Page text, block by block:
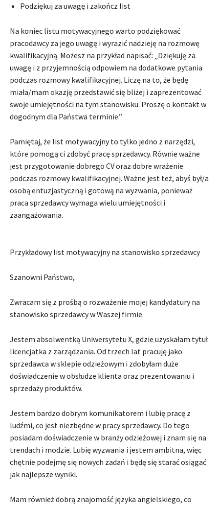
Podziękuj za uwagę i zakończ list
Na koniec listu motywacyjnego warto podziękować
pracodawcy za jego uwagę i wyrazić nadzieję na rozmowę
kwalifikacyjną. Możesz na przykład napisać: „Dziękuję za
uwagę i z przyjemnością odpowiem na dodatkowe pytania
podczas rozmowy kwalifikacyjnej. Liczę na to, że będę
miała/mam okazję przedstawić się bliżej i zaprezentować
swoje umiejętności na tym stanowisku. Proszę o kontakt w
dogodnym dla Państwa terminie.”
Pamiętaj, że list motywacyjny to tylko jedno z narzędzi,
które pomogą ci zdobyć pracę sprzedawcy. Równie ważne
jest przygotowanie dobrego CV oraz dobre wrażenie
podczas rozmowy kwalifikacyjnej. Ważne jest też, abyś był/a
osobą entuzjastyczną i gotową na wyzwania, ponieważ
praca sprzedawcy wymaga wielu umiejętności i
zaangażowania.
Przykładowy list motywacyjny na stanowisko sprzedawcy
Szanowni Państwo,
Zwracam się z prośbą o rozważenie mojej kandydatury na
stanowisko sprzedawcy w Waszej firmie.
Jestem absolwentką Uniwersytetu X, gdzie uzyskałam tytuł
licencjatka z zarządzania. Od trzech lat pracuję jako
sprzedawca w sklepie odzieżowym i zdobyłam duże
doświadczenie w obsłudze klienta oraz prezentowaniu i
sprzedaży produktów.
Jestem bardzo dobrym komunikatorem i lubię pracę z
ludźmi, co jest niezbędne w pracy sprzedawcy. Do tego
posiadam doświadczenie w branży odzieżowej i znam się na
trendach i modzie. Lubię wyzwania i jestem ambitna, więc
chętnie podejmę się nowych zadań i będę się starać osiągać
jak najlepsze wyniki.
Mam również dobrą znajomość języka angielskiego, co